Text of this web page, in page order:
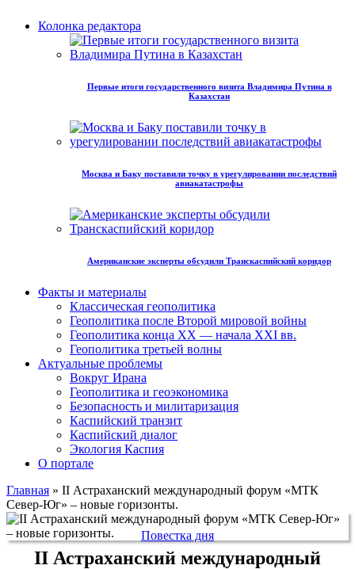
Колонка редактора
Первые итоги государственного визита Владимира Путина в
Казахстан
Москва и Баку поставили точку в урегулировании последствий
авиакатастрофы
Американские эксперты обсудили Транскаспийский коридор
Факты и материалы
Классическая геополитика
Геополитика после Второй мировой войны
Геополитика конца XX — начала XXI вв.
Геополитика третьей волны
Актуальные проблемы
Вокруг Ирана
Геополитика и геоэкономика
Безопасность и милитаризация
Каспийский транзит
Каспийский диалог
Экология Каспия
О портале
Главная » II Астраханский международный форум «МТК
Север-Юг» – новые горизонты.
Повестка дня
II Астраханский международный